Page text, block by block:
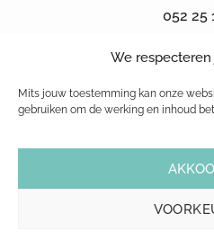
We
Mits jouw toestemming kan onze
gebruiken om de werking en inhoud
052 25
Schoolbrochure 2026
© 1999-2026 GO!